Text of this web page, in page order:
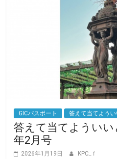
GICパスポート 答えて当てよう
答えて当てようい
年2月号
2026年1月19日 KPC_ｆ